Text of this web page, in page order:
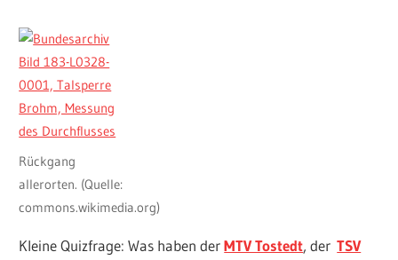
Rückgang
allerorten. (Quelle:
commons.wikimedia.org)
Kleine Quizfrage: Was haben derMTV Tostedt, derTSV